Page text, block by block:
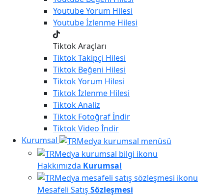
YoutubeYorum Hilesi
Youtubeİzlenme Hilesi
Tiktok Araçları
TiktokTakipçi Hilesi
Tiktok Beğeni Hilesi
TiktokYorum Hilesi
Tiktokİzlenme Hilesi
TiktokAnaliz
Tiktok Fotoğraf İndir
TiktokVideo İndir
Kurumsal
Hakkımızda Kurumsal
Mesafeli Satış Sözleşmesi